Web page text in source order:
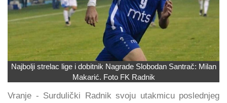
Najbolji strelac lige i dobitnik Nagrade Slobodan Santrač: Milan
Makarić. Foto FK Radnik
Vranje - Surdulički Radnik svoju utakmicu poslednjeg